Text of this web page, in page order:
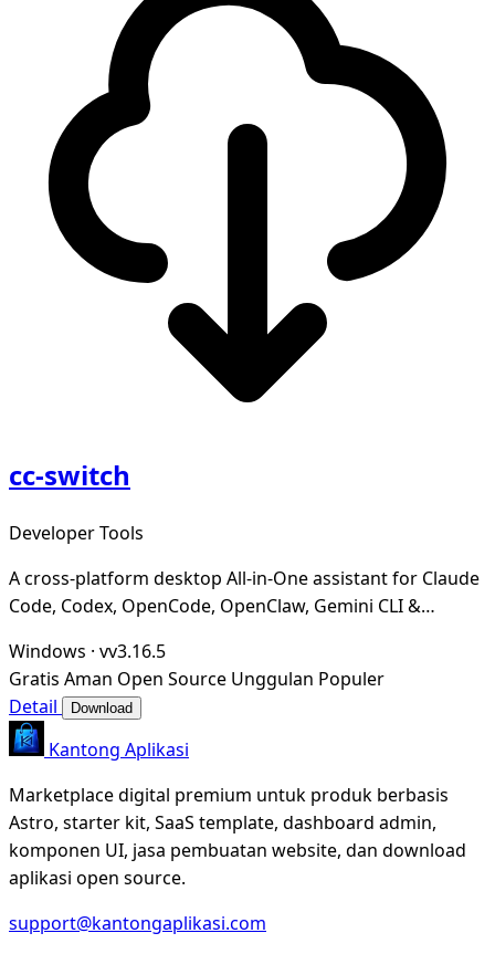
cc-switch
Developer Tools
A cross-platform desktop All-in-One assistant for Claude
Code, Codex, OpenCode, OpenClaw, Gemini CLI &
Windows · vv3.16.5
Gratis Aman Open Source Unggulan Populer
Detail
Download
Kantong Aplikasi
Marketplace digital premium untuk produk berbasis
Astro, starter kit, SaaS template, dashboard admin,
komponen UI, jasa pembuatan website, dan download
aplikasi open source.
support@kantongaplikasi.com